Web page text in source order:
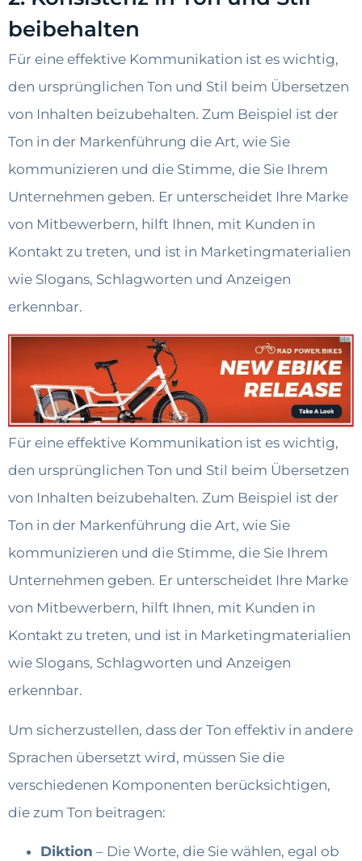
beibehalten
Für eine effektive Kommunikation ist es wichtig,
den ursprünglichen Ton und Stil beim Übersetzen
von Inhalten beizubehalten. Zum Beispiel ist der
Ton in der Markenführung die Art, wie Sie
kommunizieren und die Stimme, die Sie Ihrem
Unternehmen geben. Er unterscheidet Ihre Marke
von Mitbewerbern, hilft Ihnen, mit Kunden in
Kontakt zu treten, und ist in Marketingmaterialien
wie Slogans, Schlagworten und Anzeigen
erkennbar.
Für eine effektive Kommunikation ist es wichtig,
den ursprünglichen Ton und Stil beim Übersetzen
von Inhalten beizubehalten. Zum Beispiel ist der
Ton in der Markenführung die Art, wie Sie
kommunizieren und die Stimme, die Sie Ihrem
Unternehmen geben. Er unterscheidet Ihre Marke
von Mitbewerbern, hilft Ihnen, mit Kunden in
Kontakt zu treten, und ist in Marketingmaterialien
wie Slogans, Schlagworten und Anzeigen
erkennbar.
Um sicherzustellen, dass der Ton effektiv in andere
Sprachen übersetzt wird, müssen Sie die
verschiedenen Komponenten berücksichtigen,
die zum Ton beitragen:
Diktion – Die Worte, die Sie wählen, egal ob